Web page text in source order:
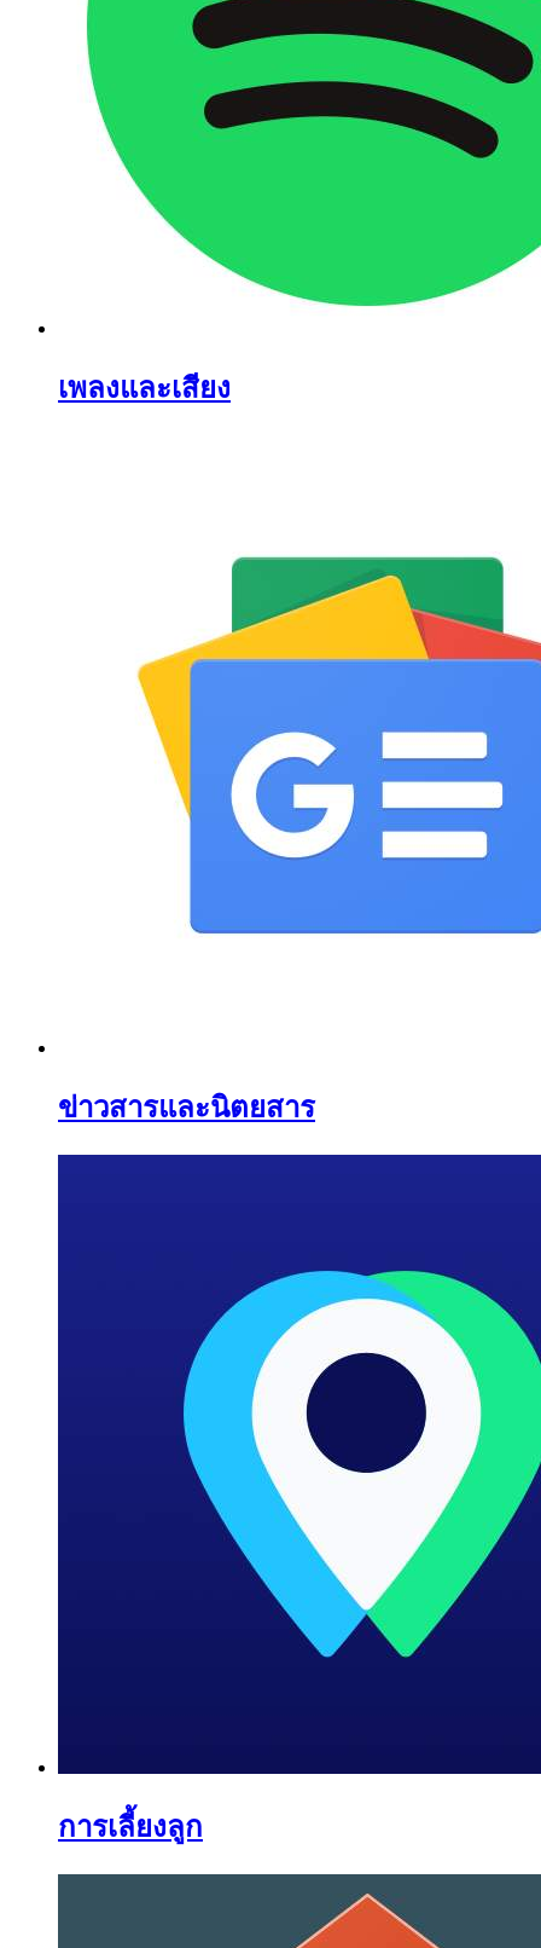
เพลงและเสียง
ข่าวสารและนิตยสาร
การเลี้ยงลูก